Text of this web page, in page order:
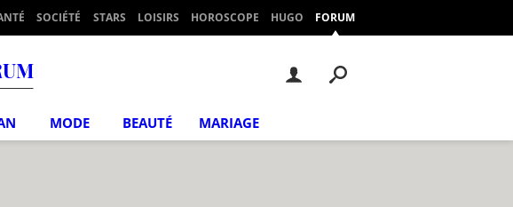
SOCIÉTÉ STARS LOISIRS HOROSCOPE HUGO FORUM
MODE BEAUTÉ MARIAGE